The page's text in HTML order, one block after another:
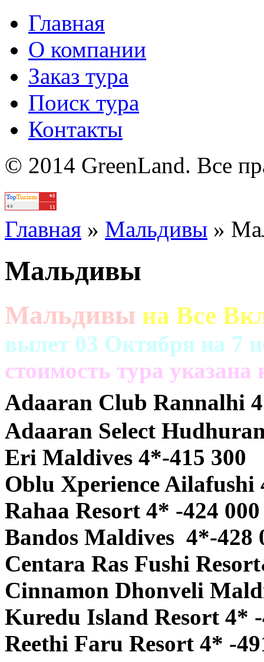
Главная
О компании
Заказ тура
Поиск тура
Контакты
© 2014 GreenLand. Все
Главная » Мальдивы »
Мальдивы
Мальдивы на Все
вылет 03 Октября на 7
cтоимость тура указана
Adaaran Club Rannalhi
Adaaran Select
Eri Maldives 4*-415 300
Oblu Xperience Ailafushi
Rahaa Resort 4* -424 000
Bandos Maldives 4*-428
Centara Ras Fushi
Cinnamon Dhonveli
Kuredu Island Resort 4* -
Reethi Faru Resort 4* -